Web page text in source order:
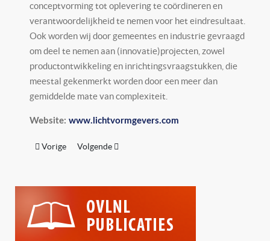
conceptvorming tot oplevering te coördineren en
verantwoordelijkheid te nemen voor het eindresultaat.
Ook worden wij door gemeentes en industrie gevraagd
om deel te nemen aan (innovatie)projecten, zowel
productontwikkeling en inrichtingsvraagstukken, die
meestal gekenmerkt worden door een meer dan
gemiddelde mate van complexiteit.
Website: www.lichtvormgevers.com
Vorig artikel: LichtNL
Vorige Volgende artikel: Light International BV
Volgende